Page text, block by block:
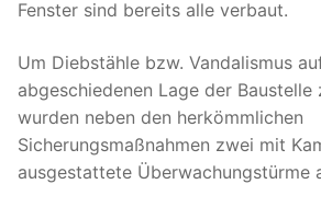
Fenster sind bereits alle verbaut.
Um Diebstähle bzw. Vandalismus
abgeschiedenen Lage der Baustelle
wurden neben den herkömmlichen
Sicherungsmaßnahmen zwei mit
ausgestattete Überwachungstürme